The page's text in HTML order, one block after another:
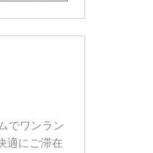
でワンラン
適にご滞在